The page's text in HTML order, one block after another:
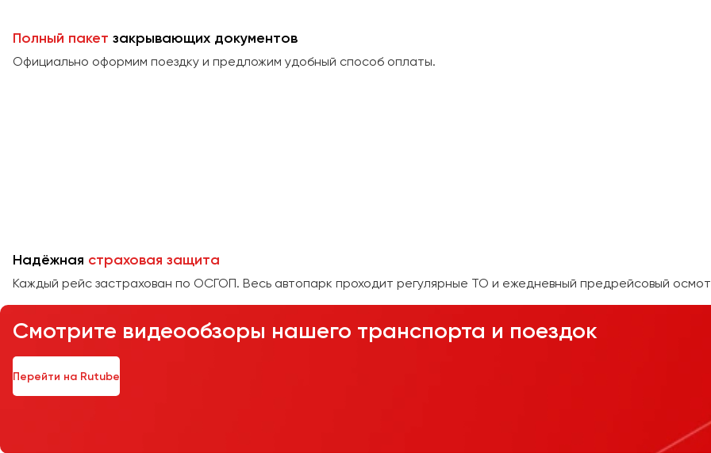
Полный пакет закрывающих документов
Официально оформим поездку и предложим удобный способ оплаты.
Надёжная страховая защита
Каждый рейс застрахован по ОСГОП. Весь автопарк проходит регулярные ТО и ежедневный предрейсовый
Смотрите видеообзоры нашего транспорта и поездок
Перейти на Rutube